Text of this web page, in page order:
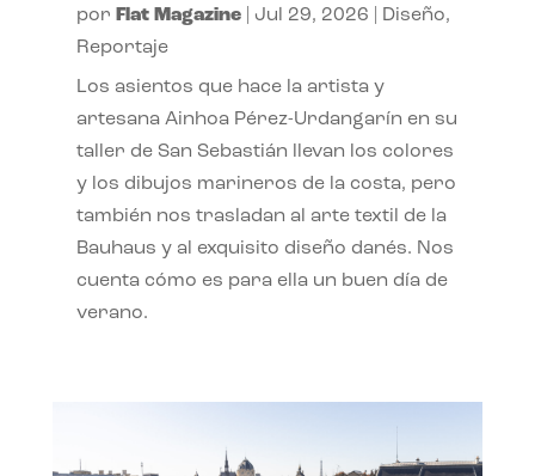
por Flat Magazine| Jul 29, 2026 Diseño,
Reportaje
Los asientos que hace la artista y
artesana Ainhoa Pérez-Urdangarín en su
taller de San Sebastián llevan los colores
y los dibujos marineros de la costa, pero
también nos trasladan al arte textil de la
Bauhaus y al exquisito diseño danés. Nos
cuenta cómo es para ella un buen día de
verano.